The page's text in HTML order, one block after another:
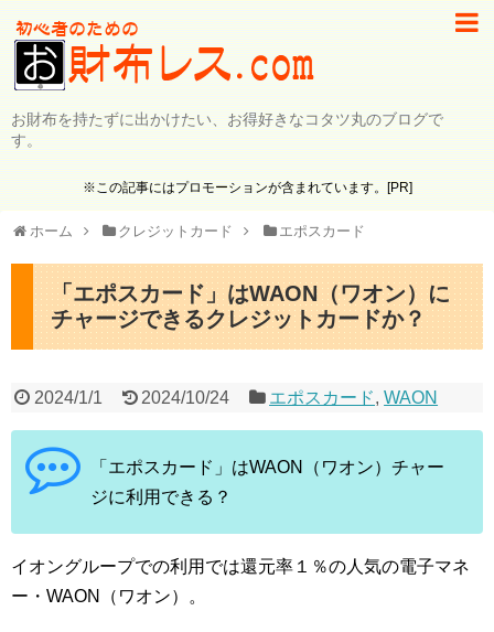
お財布を持たずに出かけたい、お得好きなコタツ丸のブログで
す。
※この記事にはプロモーションが含まれています。[PR]
ホーム クレジットカード エポスカード
「エポスカード」はWAON（ワオン）に
チャージできるクレジットカードか？
2024/1/1 2024/10/24 エポスカード,WAON
「エポスカード」はWAON（ワオン）チャー
ジに利用できる？
イオングループでの利用では還元率１％の人気の電子マネ
ー・WAON（ワオン）。